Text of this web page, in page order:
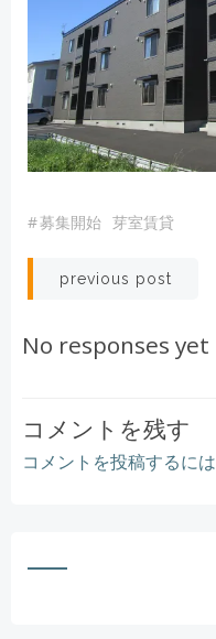
#募集開始 芽室賃貸
Post
navigation
previous post
No responses yet
コメントを残す
コメントを投稿するには